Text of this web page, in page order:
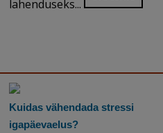
lahenduseks...
Kuidas vähendada stressi
igapäevaelus?